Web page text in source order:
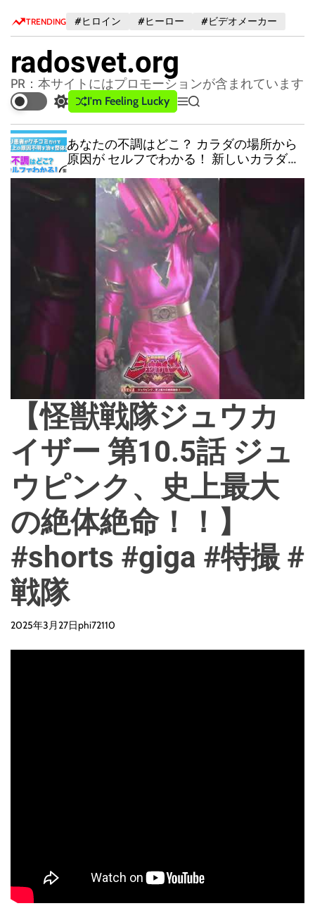
TRENDING #ヒロイン #ヒーロー #ビデオメーカー
radosvet.org
PR：本サイトにはプロモーションが含まれています
S
w
i
t
c
h
c
o
I'm Feeling Lucky
M
e
u
S
e
c
h
あなたの不調はどこ？ カラダの場所から
原因が セルフでわかる！ 新しいカラダの
【怪獣戦隊ジュウカ
イザー 第10.5話 ジュ
ウピンク、史上最大
の絶体絶命！！】
#shorts #giga #特撮 #
戦隊
2025年3月27日phi72110